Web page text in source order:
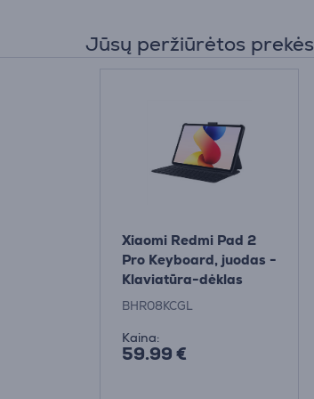
Jūsų peržiūrėtos prekės
Xiaomi Redmi Pad 2
Pro Keyboard, juodas -
Klaviatūra-dėklas
BHR08KCGL
Kaina:
59.99 €